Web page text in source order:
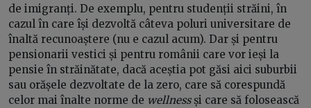
de imigranți. De exemplu, pentru studenții străini, în
cazul în care își dezvoltă câteva poluri universitare de
înaltă recunoaștere (nu e cazul acum). Dar și pentru
pensionarii vestici și pentru românii care vor ieși la
pensie în străinătate, dacă aceștia pot găsi aici suburbii
sau orășele dezvoltate de la zero, care să corespundă
celor mai înalte norme de wellnessși care să folosească